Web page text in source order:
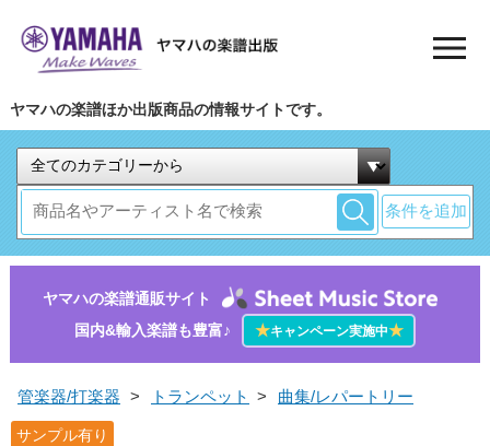
ヤマハの楽譜ほか出版商品の情報サイトです。
条件を追加
ヤマハの楽譜通販サイト
国内&輸入楽譜も豊富♪
★キャンペーン実施中★
管楽器/打楽器 > トランペット > 曲集/レパートリー
サンプル有り